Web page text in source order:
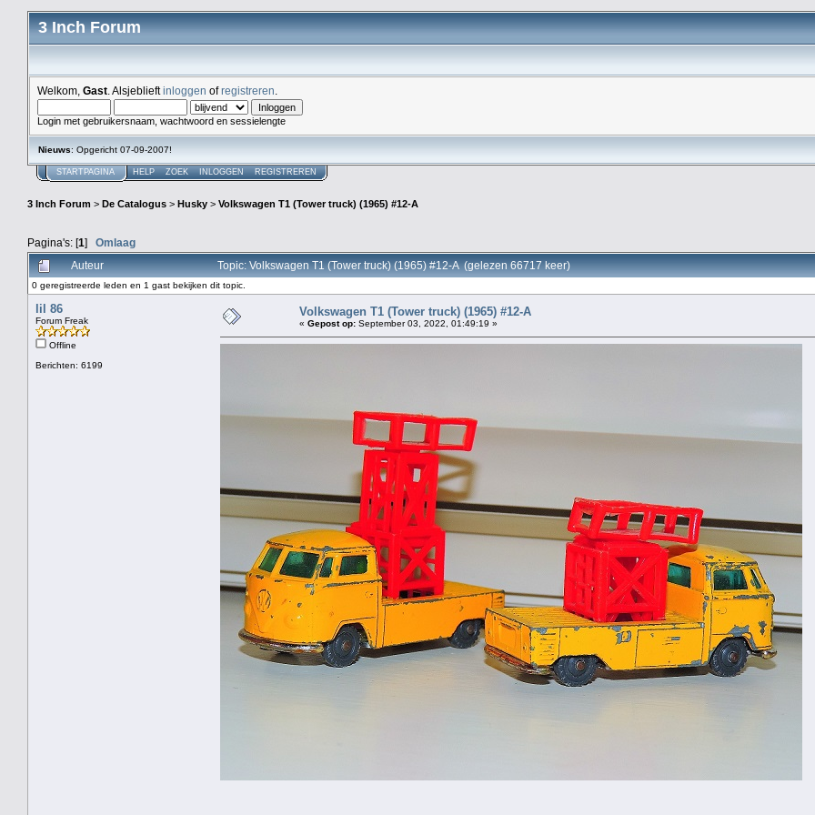
3 Inch Forum
Welkom, Gast . Alsjeblieftinloggen ofregistreren
Login met gebruikersnaam, wachtwoord en sessielengte
Nieuws: Opgericht 07-09-2007!
STARTPAGINA HELP ZOEK INLOGGEN REGISTREREN
3 Inch Forum > De Catalogus > Husky > Volkswagen T1 (Tower truck) (1965) #12-A
Pagina's: [1] Omlaag
Auteur Topic: Volkswagen T1 (Tower truck) (1965) #12-A (gelezen 66717 keer)
0 geregistreerde leden en 1 gast bekijken dit topic.
lil 86
Forum Freak
Offline
Berichten: 6199
Volkswagen T1 (Tower truck) (1965) #12-A
« Gepost op: September 03, 2022, 01:49:19 »